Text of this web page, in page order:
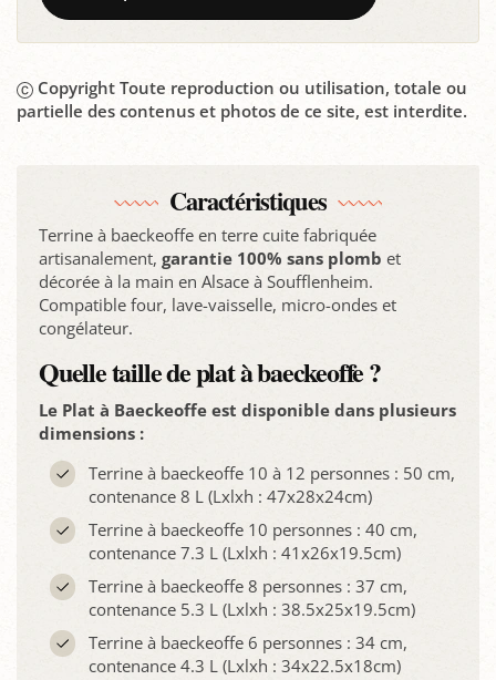
Copyright Toute reproduction ou utilisation, totale ou
partielle des contenus et photos de ce site, est interdite.
Caractéristiques
Terrine à baeckeoffe en terre cuite fabriquée
artisanalement, garantie 100% sans plomb et
décorée à la main en Alsace à Soufflenheim.
Compatible four, lave-vaisselle, micro-ondes et
congélateur.
Quelle taille de plat à baeckeoffe ?
Le Plat à Baeckeoffe est disponible dans plusieurs
dimensions :
Terrine à baeckeoffe 10 à 12 personnes : 50 cm,
contenance 8 L (Lxlxh : 47x28x24cm)
Terrine à baeckeoffe 10 personnes : 40 cm,
contenance 7.3 L (Lxlxh : 41x26x19.5cm)
Terrine à baeckeoffe 8 personnes : 37 cm,
contenance 5.3 L (Lxlxh : 38.5x25x19.5cm)
Terrine à baeckeoffe 6 personnes : 34 cm,
contenance 4.3 L (Lxlxh : 34x22.5x18cm)